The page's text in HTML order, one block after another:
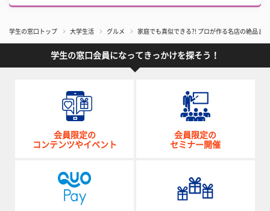
学生の窓口トップ 大学生活 グルメ 家庭でも真似できる?! プロが作る名店の絶品ま
学生の窓口会員になってきっかけを探そう！
会員限定の
コンテンツやイベント
会員限定の
セミナー開催